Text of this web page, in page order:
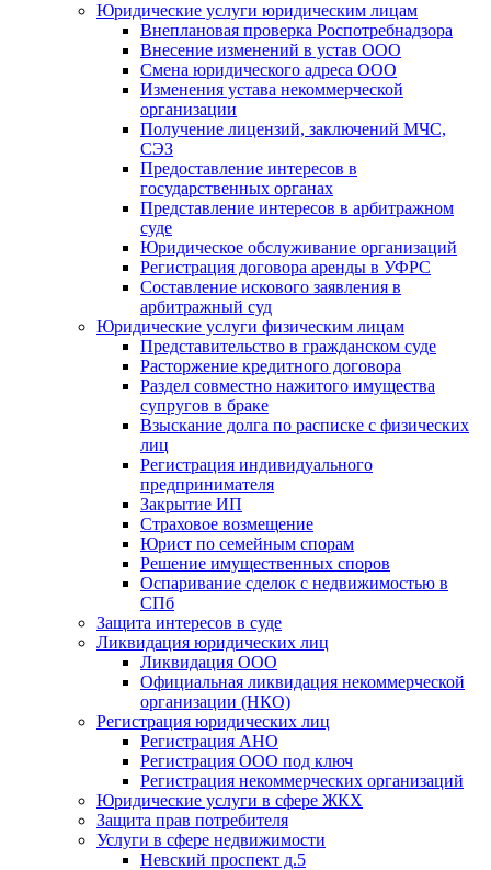
Юридические услуги юридическим лицам
Внеплановая проверка Роспотребнадзора
Внесение изменений в устав ООО
Смена юридического адреса ООО
Изменения устава некоммерческой
организации
Получение лицензий, заключений МЧС,
СЭЗ
Предоставление интересов в
государственных органах
Представление интересов в арбитражном
суде
Юридическое обслуживание организаций
Регистрация договора аренды в УФРС
Составление искового заявления в
арбитражный суд
Юридические услуги физическим лицам
Представительство в гражданском суде
Расторжение кредитного договора
Раздел совместно нажитого имущества
супругов в браке
Взыскание долга по расписке с физических
лиц
Регистрация индивидуального
предпринимателя
Закрытие ИП
Страховое возмещение
Юрист по семейным спорам
Решение имущественных споров
Оспаривание сделок с недвижимостью в
СПб
Защита интересов в суде
Ликвидация юридических лиц
Ликвидация ООО
Официальная ликвидация некоммерческой
организации (НКО)
Регистрация юридических лиц
Регистрация АНО
Регистрация ООО под ключ
Регистрация некоммерческих организаций
Юридические услуги в сфере ЖКХ
Защита прав потребителя
Услуги в сфере недвижимости
Невский проспект д.5